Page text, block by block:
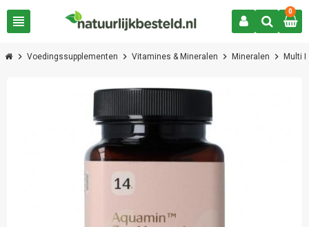
view_headline
0
chevron_right Voedingssupplementen chevron_right Vitamines & Mineralen chevron_right Mineralen chevron_right Multi